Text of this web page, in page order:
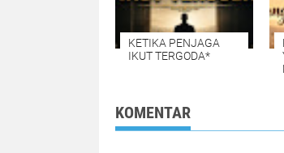
KETIKA PENJAGA
IKUT TERGODA*
KOMENTAR